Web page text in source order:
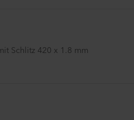
Schlitz 420 x 1.8 mm